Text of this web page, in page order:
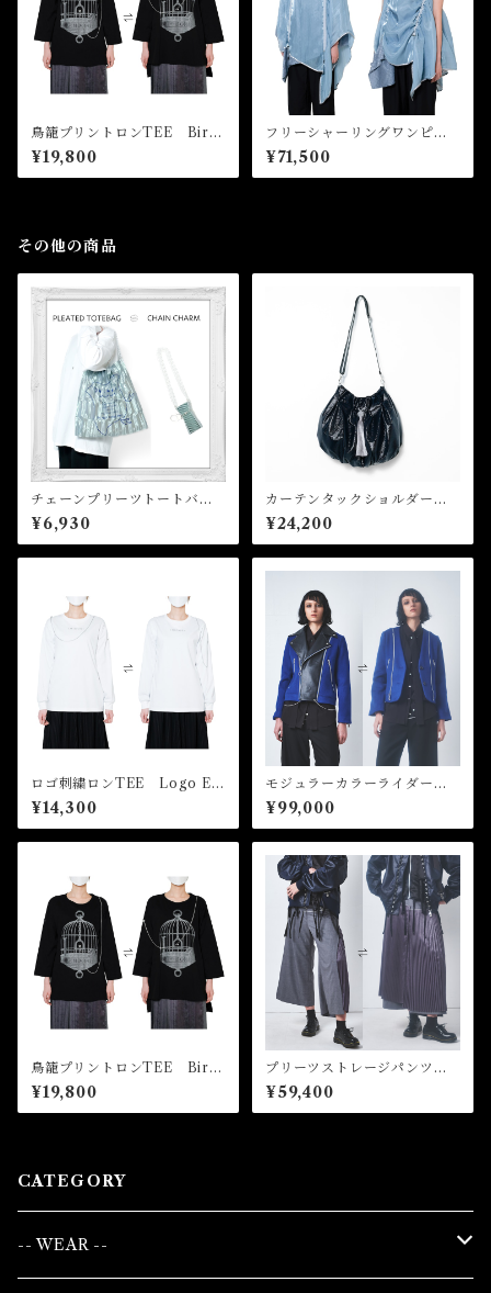
鳥籠プリントロンTEE Bird
cage Print Long Sleeve Te
e
¥19,800
フリーシャーリングワンピー
ス Free Shirring Dress
¥71,500
その他の商品
チェーンプリーツトートバッ
グ Chain pleated tote bag
¥6,930
カーテンタックショルダーバ
ッグ Curtain Tuck Should
er Bag
¥24,200
ロゴ刺繍ロンTEE Logo Em
broidery Long Sleeve Tee
¥14,300
モジュラーカラーライダース
ジャケット Modular Collar
Rider Jacket
¥99,000
鳥籠プリントロンTEE Bird
cage Print Long Sleeve Te
e
¥19,800
プリーツストレージパンツ P
leated Storage Pants
¥59,400
CATEGORY
-- WEAR --